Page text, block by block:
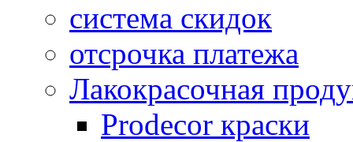
система скидок
отсрочка платежа
Лакокрасочная
Prodecor краски